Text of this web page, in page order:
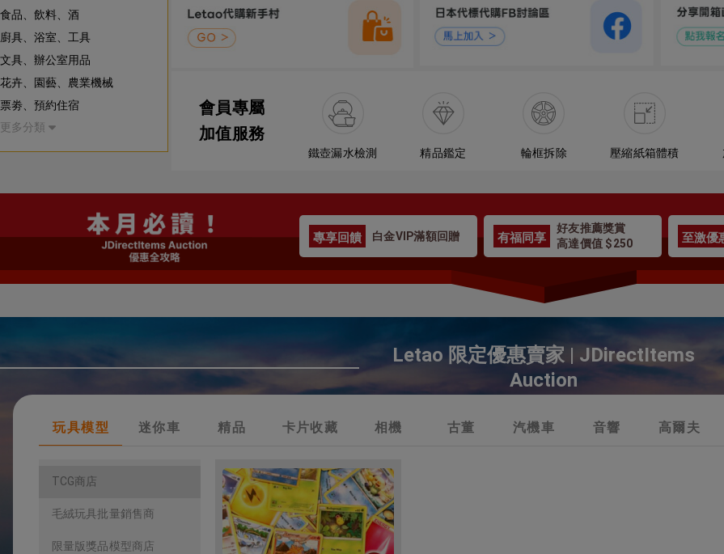
食品、飲料、酒
廚具、浴室、工具
文具、辦公室用品
花卉、園藝、農業機械
票劵、預約住宿
寵物用品、昆蟲/動物
房地產
其他、18+
更多分類
會員專屬
加值服務
鐵壺漏水檢測 精品鑑定 輪框拆除 壓縮紙箱體積
專享回饋 白金VIP滿額回贈 有福同享
好友推薦獎賞
高達價值 $250
至激優
Letao 限定優惠賣家 | JDirectItems
Auction
玩具模型 迷你車 精品 卡片收藏 相機 古董 汽機車 音響 高爾夫
TCG商店
毛絨玩具批量銷售商
限量版獎品模型商店